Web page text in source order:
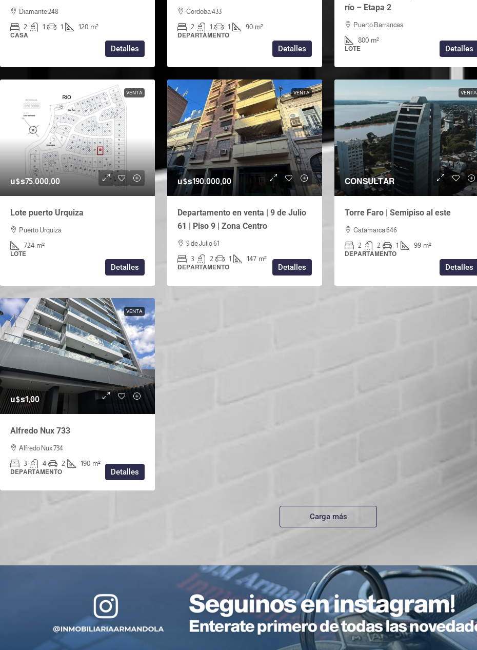
Diamante 248
2 1 1 120 m²
CASA
Detalles
Cordoba 433
2 1 1 90 m²
DEPARTAMENTO
Detalles
río – Etapa 2
Puerto Barrancas
800 m²
LOTE Detalles
VENTA
u$s75.000,00
Lote puerto Urquiza
Puerto Urquiza
724 m²
LOTE
Detalles
VENTA
u$s190.000,00
Departamento en venta | 9 de Julio
61 | Piso 9 | Zona Centro
9 de Julio 61
3 2 1 147 m²
DEPARTAMENTO Detalles
VENTA
CONSULTAR
Torre Faro | Semipiso al este
Catamarca 646
2 2 1 99 m²
DEPARTAMENTO
Detalles
VENTA
u$s1,00
Alfredo Nux 733
Alfredo Nux 734
3 4 2 190 m²
DEPARTAMENTO Detalles
Carga más